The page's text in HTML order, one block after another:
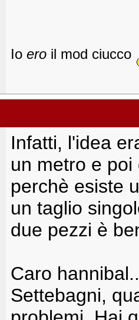
Io ero il mod ciucco
Infatti, l'idea
un metro e
perchè esiste
un taglio
due pezzi è
Caro
Settebagni,